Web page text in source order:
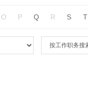
O P Q R S T